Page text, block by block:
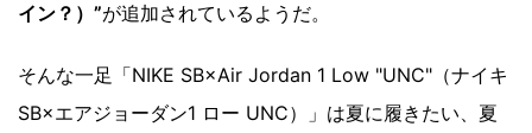
イン？）”が追加されているようだ。
そんな一足「NIKE SB×Air Jordan 1 Low "UNC"（ナイキ
SB×エアジョーダン1 ロー UNC）」は夏に履きたい、夏